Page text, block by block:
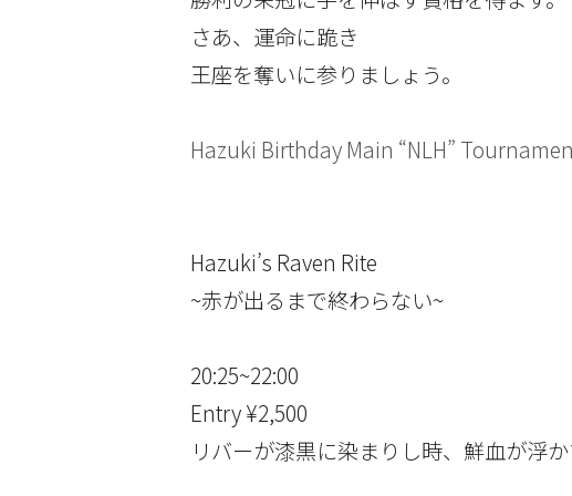
さあ、運命に跪き
王座を奪いに参りましょう。
Hazuki Birthday Main “NLH”
Hazuki’s Raven Rite
~赤が出るまで終わらない~
20:25~22:00
Entry ¥2,500
リバーが漆黒に染まりし時、鮮血が